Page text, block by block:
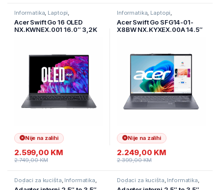
Informatika, Laptopi,
Ultramobilni Laptopi
Acer Swift Go 16 OLED
NX.KWNEX.001 16.0″ 3,2K
Nije na zalihi
2.599,00 KM
2.749,00KM
Informatika, Laptopi,
Ultramobilni Laptopi
Acer Swift Go SFG14-01-
X8BW NX.KYXEX.00A 14.5″
Nije na zalihi
2.249,00 KM
2.399,00KM
Dodaci za kucišta, Informatika,
Računarske Komponente
Dodaci za kucišta, Informatika,
Računarske Komponente